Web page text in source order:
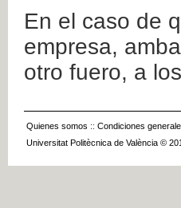
En el caso de
empresa,
otro fuero, a
Quienes somos :: Condiciones
Universitat Politècnica de València ©